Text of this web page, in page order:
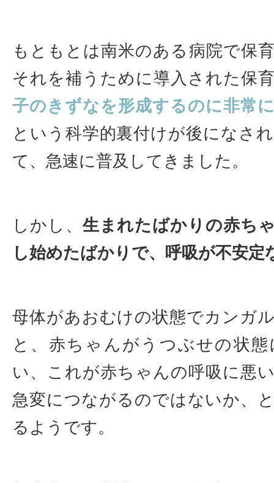
もともとは南米のある病院で保
それを補うために導入された保
子のきずなを形成するのに非常
という科学的裏付けが後になさ
て、急速に普及してきました。
しかし、 生まれたばかりの赤ち
し始めたばかりで、呼吸が不安定
母体があおむけの状態でカンガ
と、赤ちゃんがうつぶせの状
い、これが赤ちゃんの呼吸に悪
急変につながるのではないか、
るようです。